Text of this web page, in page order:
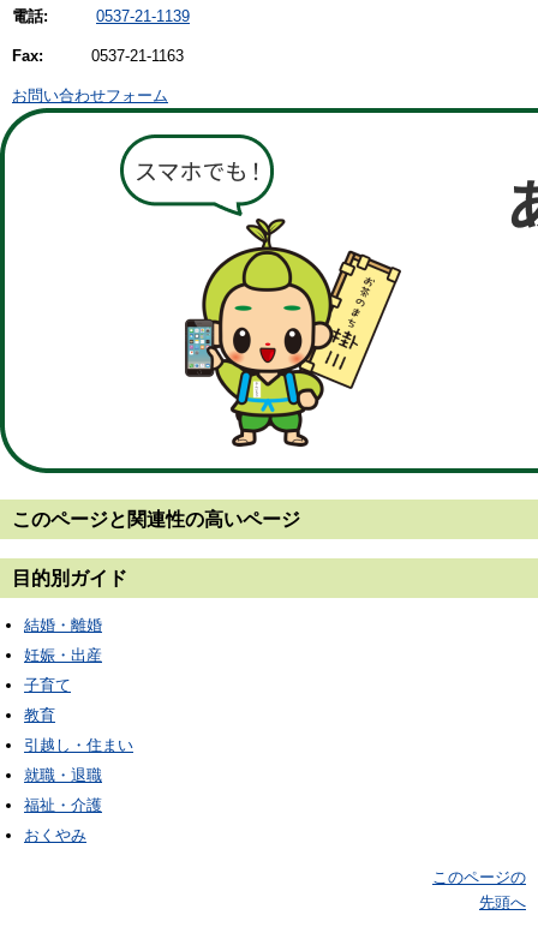
電話: 0537-21-1139
Fax: 0537-21-1163
お問い合わせフォーム
このページと 関連性の高いページ
目的別ガイド
結婚・離婚
妊娠・出産
子育て
教育
引越し・住まい
就職・退職
福祉・介護
おくやみ
このページの
先頭へ